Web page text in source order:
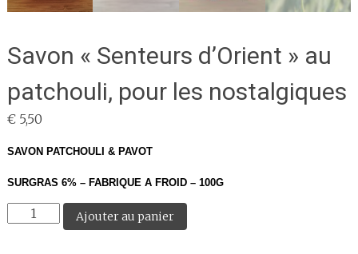
Savon « Senteurs d’Orient » au
patchouli, pour les nostalgiques
€5,50
SAVON PATCHOULI & PAVOT
SURGRAS 6% – FABRIQUE A FROID – 100G
quantité
Ajouter au panier